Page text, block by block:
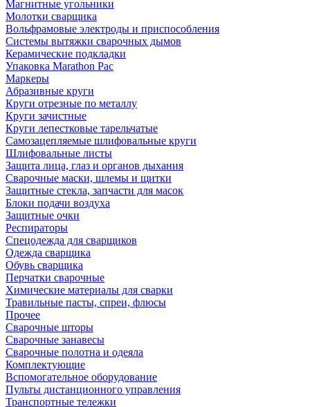
Магнитные угольники
Молотки сварщика
Вольфрамовые электроды и приспособления
Системы вытяжки сварочных дымов
Керамические подкладки
Упаковка Marathon Pac
Маркеры
Абразивные круги
Круги отрезные по металлу
Круги зачистные
Круги лепестковые тарельчатые
Самозацепляемые шлифовальные круги
Шлифовальные листы
Защита лица, глаз и органов дыхания
Сварочные маски, шлемы и щитки
Защитные стекла, запчасти для масок
Блоки подачи воздуха
Защитные очки
Респираторы
Спецодежда для сварщиков
Одежда сварщика
Обувь сварщика
Перчатки сварочные
Химические материалы для сварки
Травильные пасты, спреи, флюсы
Прочее
Сварочные шторы
Сварочные занавесы
Сварочные полотна и одеяла
Комплектующие
Вспомогательное оборудование
Пульты дистанционного управления
Транспортные тележки